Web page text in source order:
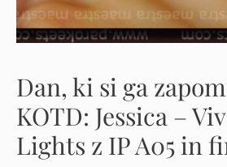
Dan, ki si ga
KOTD: Jessica –
Lights z IP A05 in